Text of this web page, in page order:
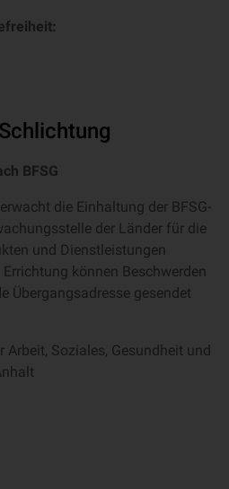
BFSG
die Einhaltung der BFSG-
der Länder für die
und Dienstleistungen
können Beschwerden
Übergangsadresse gesendet
Soziales, Gesundheit und